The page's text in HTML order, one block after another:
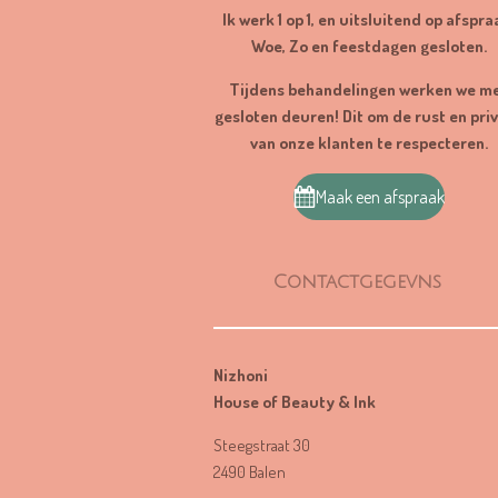
Ik werk 1 op 1, en uitsluitend op
Woe, Zo en feestdagen gesloten.
Tijdens behandelingen werken we
gesloten deuren! Dit om de rust en
van onze klanten te respecteren.
Maak een afspraak
Contactgegevns
Nizhoni
House of Beauty & Ink
Steegstraat 30
2490 Balen